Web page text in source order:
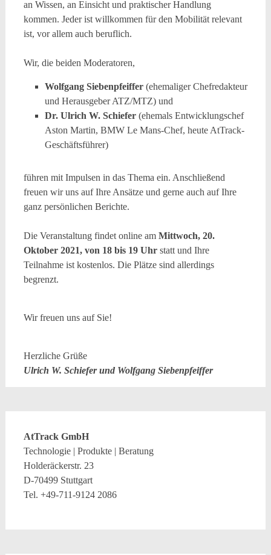
an Wissen, an Einsicht und praktischer Handlung
kommen. Jeder ist willkommen für den Mobilität relevant
ist, vor allem auch beruflich.
Wir, die beiden Moderatoren,
Wolfgang Siebenpfeiffer (ehemaliger Chefredakteur
und Herausgeber ATZ/MTZ) und
Dr. Ulrich W. Schiefer (ehemals Entwicklungschef
Aston Martin, BMW Le Mans-Chef, heute AtTrack-
Geschäftsführer)
führen mit Impulsen in das Thema ein. Anschließend
freuen wir uns auf Ihre Ansätze und gerne auch auf Ihre
ganz persönlichen Berichte.
Die Veranstaltung findet online am Mittwoch, 20.
Oktober 2021, von 18 bis 19 Uhr statt und Ihre
Teilnahme ist kostenlos. Die Plätze sind allerdings
begrenzt.
Wir freuen uns auf Sie!
Herzliche Grüße
Ulrich W. Schiefer und Wolfgang Siebenpfeiffer
AtTrack GmbH
Technologie | Produkte | Beratung
Holderäckerstr. 23
D-70499 Stuttgart
Tel. +49-711-9124 2086